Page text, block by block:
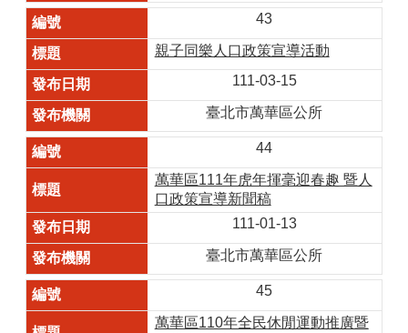
43
親子同樂人口政策宣導活動
111-03-15
臺北市萬華區公所
44
萬華區111年虎年揮毫迎春趣 暨人
口政策宣導新聞稿
111-01-13
臺北市萬華區公所
45
萬華區110年全民休閒運動推廣暨